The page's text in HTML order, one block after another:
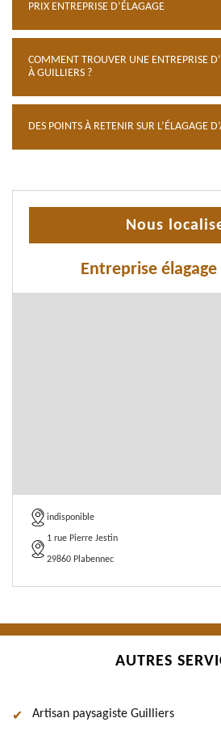
PRIX ENTREPRISE D’ÉLAGAGE
COMMENT TROUVER UNE ENTREPRISE
À GUILLIERS ?
DES POINTS À RETENIR SUR L’ÉLAGAGE
Nous
Entreprise
indisponible
1 rue Pierre Jestin
29860 Plabennec
AUTRES
Artisan paysagiste Guilliers